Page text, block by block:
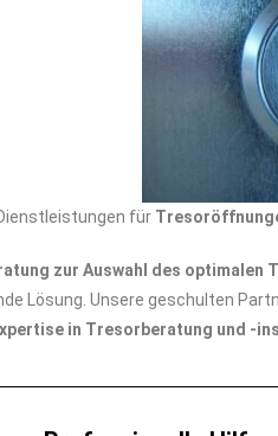
für
zur Auswahl des optimalen
Lösung. Unsere geschulten
in Tresorberatung und -